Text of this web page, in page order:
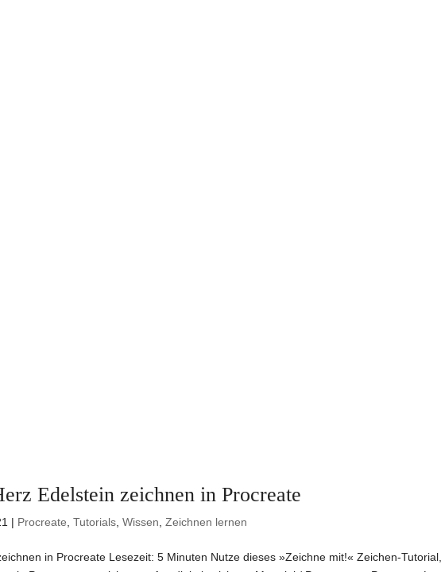
Edelstein zeichnen in Procreate
| Procreate,Tutorials,Wissen,Zeichnen lernen
in Procreate Lesezeit: 5 Minuten Nutze dieses »Zeichne mit!« Zeichen-